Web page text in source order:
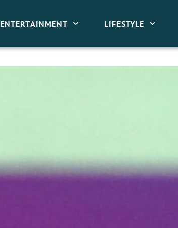
ENTERTAINMENT LIFESTYLE